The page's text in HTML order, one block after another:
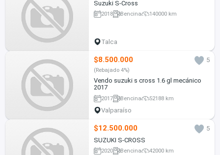
Suzuki S-Cross
2018 Bencina 140000 km
Talca
$8.500.000 5
(Rebajado 4%)
Vendo suzuki s cross 1.6 gl mecánico
2017
2017 Bencina 52188 km
Valparaíso
$12.500.000
5
SUZUKI S-CROSS
2020 Bencina 42000 km